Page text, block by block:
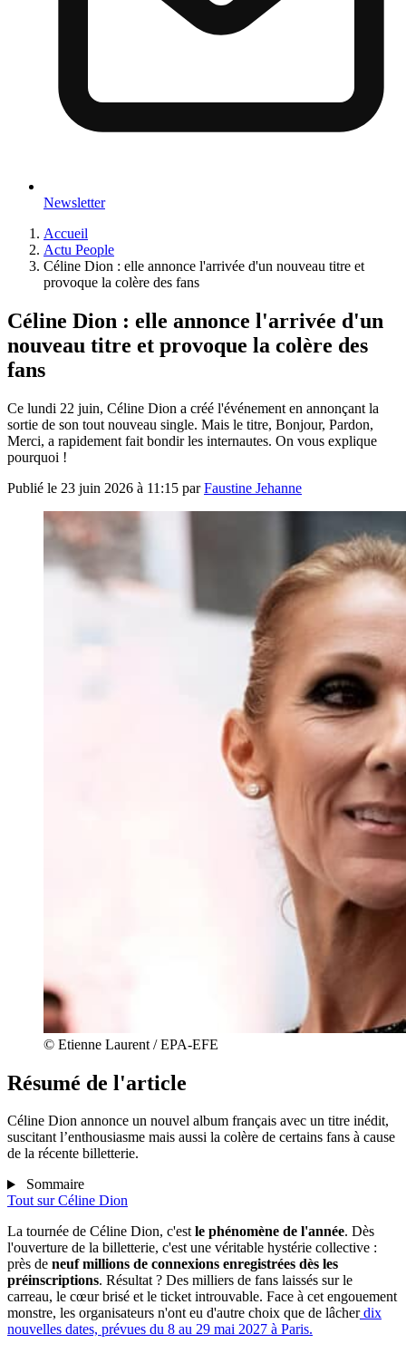
Newsletter
Accueil
Actu People
Céline Dion : elle annonce l'arrivée d'un nouveau titre et
provoque la colère des fans
Céline Dion : elle annonce l'arrivée d'un
nouveau titre et provoque la colère des
fans
Ce lundi 22 juin, Céline Dion a créé l'événement en annonçant la
sortie de son tout nouveau single. Mais le titre, Bonjour, Pardon,
Merci, a rapidement fait bondir les internautes. On vous explique
pourquoi !
Publié le 23 juin 2026 à 11:15 parFaustine Jehanne
© Etienne Laurent / EPA-EFE
Résumé de l'article
Céline Dion annonce un nouvel album français avec un titre inédit,
suscitant l’enthousiasme mais aussi la colère de certains fans à cause
de la récente billetterie.
Sommaire
Tout surCéline Dion
La tournée de Céline Dion, c'estle phénomène de l'année. Dès
l'ouverture de la billetterie, c'est une véritable hystérie collective :
près de neuf millions de connexions enregistrées dès les
préinscriptions. Résultat ? Des milliers de fans laissés sur le
carreau, le cœur brisé et le ticket introuvable. Face à cet engouement
monstre, les organisateurs n'ont eu d'autre choix que de lâcherdix
nouvelles dates, prévues du 8 au 29 mai 2027 à Paris.